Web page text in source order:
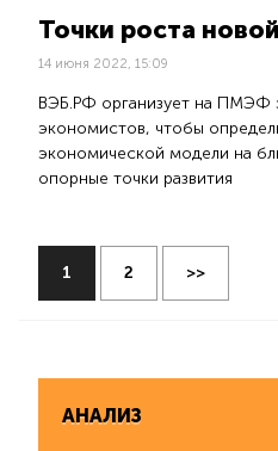
Точки роста
14 июня 2022, 15:09
ВЭБ.РФ организует на ПМЭФ
экономистов, чтобы
экономической модели на
опорные точки развития
1 2 >>
АНАЛИЗ